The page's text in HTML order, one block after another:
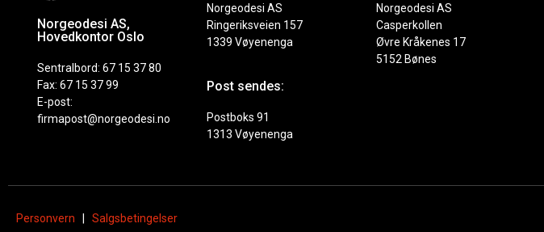
Norgeodesi AS,
Hovedkontor Oslo
Sentralbord: 67 15 37 80
Fax: 67 15 37 99
E-post:
firmapost@norgeodesi.no
Norgeodesi AS
Ringeriksveien 157
1339 Vøyenenga
Post sendes:
Postboks 91
1313 Vøyenenga
Norgeodesi AS
Casperkollen
Øvre Kråkenes 17
5152 Bønes
Personvern Salgsbetingelser